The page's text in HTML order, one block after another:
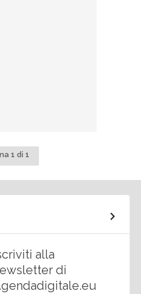
1 di 1
alla
di